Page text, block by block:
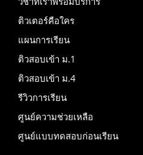
ติวเตอร์คือใคร
แผนการเรียน
ติวสอบเข้า ม.1
ติวสอบเข้า ม.4
รีวิวการเรียน
ศูนย์ความช่วยเหลือ
ศูนย์แบบทดสอบก่อนเรียน